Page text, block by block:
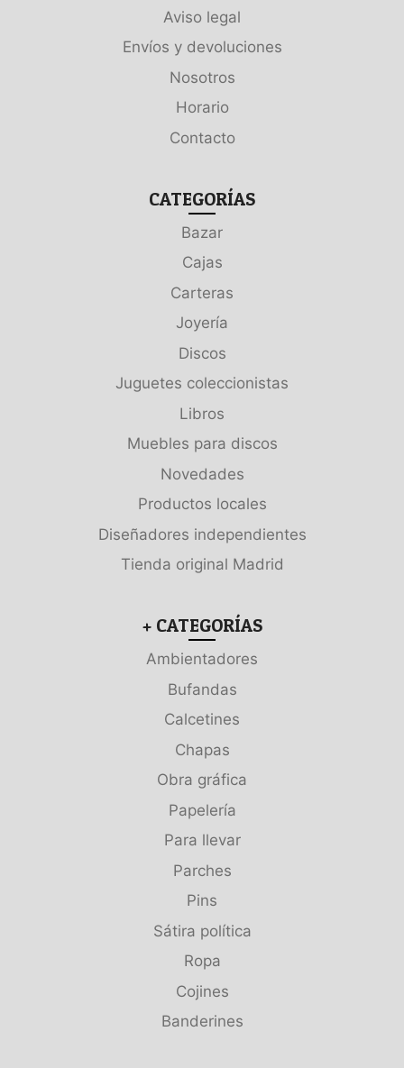
Aviso legal
Envíos y devoluciones
Nosotros
Horario
Contacto
CATEGORÍAS
Bazar
Cajas
Carteras
Joyería
Discos
Juguetes coleccionistas
Libros
Muebles para discos
Novedades
Productos locales
Diseñadores independientes
Tienda original Madrid
+ CATEGORÍAS
Ambientadores
Bufandas
Calcetines
Chapas
Obra gráfica
Papelería
Para llevar
Parches
Pins
Sátira política
Ropa
Cojines
Banderines